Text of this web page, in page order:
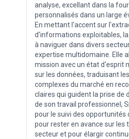
analyse, excellant dans la
personnalisés dans un large
En mettant l'accent sur
d'informations exploitables,
à naviguer dans divers
expertise multidomaine. Elle
mission avec un état d'esprit
sur les données, traduisant
complexes du marché en
claires qui guident la prise de
de son travail professionnel,
pour le suivi des opportunités
pour rester en avance sur les
secteur et pour élargir